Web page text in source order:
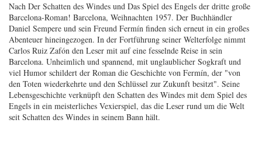
Nach Der Schatten des Windes und Das Spiel des Engels der dritte große
Barcelona-Roman! Barcelona, Weihnachten 1957. Der Buchhändler
Daniel Sempere und sein Freund Fermín finden sich erneut in ein großes
Abenteuer hineingezogen. In der Fortführung seiner Welterfolge nimmt
Carlos Ruiz Zafón den Leser mit auf eine fesselnde Reise in sein
Barcelona. Unheimlich und spannend, mit unglaublicher Sogkraft und
viel Humor schildert der Roman die Geschichte von Fermín, der "von
den Toten wiederkehrte und den Schlüssel zur Zukunft besitzt". Seine
Lebensgeschichte verknüpft den Schatten des Windes mit dem Spiel des
Engels in ein meisterliches Vexierspiel, das die Leser rund um die Welt
seit Schatten des Windes in seinem Bann hält.